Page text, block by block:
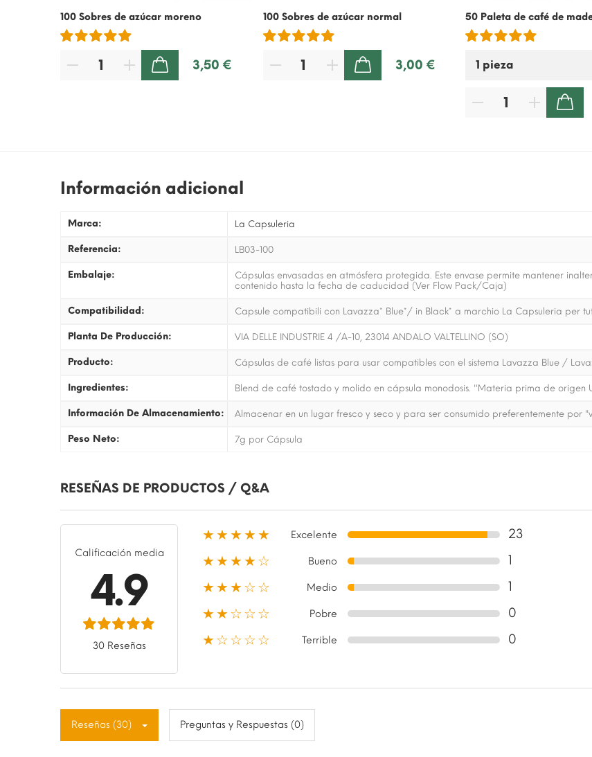
100 Sobres de azúcar moreno
3,50 €
100 Sobres de azúcar normal
3,00 €
50 Paleta de café de
Información adicional
Marca: La Capsuleria
Referencia: LB03-100
Embalaje:
Cápsulas envasadas en atmósfera protegida. Este envase permite mantener
contenido hasta la fecha de caducidad (Ver Flow Pack/Caja)
Compatibilidad: Capsule compatibili con Lavazza* Blue*/ in Black* a marchio La Capsuleria per
Planta De Producción: VIA DELLE INDUSTRIE 4 /A-10, 23014 ANDALO VALTELLINO (SO)
Producto: Cápsulas de café listas para usar compatibles con el sistema Lavazza Blue /
Ingredientes: Blend de café tostado y molido en cápsula monodosis. ''Materia prima de origen
Información De Almacenamiento: Almacenar en un lugar fresco y seco y para ser consumido preferentemente por
Peso Neto: 7g por Cápsula
RESEÑAS DE PRODUCTOS / Q&A
Calificación media
4.9
30 Reseñas
★★★★★ Excelente
23
★★★★☆
Bueno
1
★★★☆☆
Medio
1
★★☆☆☆
Pobre
0
★☆☆☆☆
Terrible 0
Reseñas (30) Preguntas y Respuestas (0)